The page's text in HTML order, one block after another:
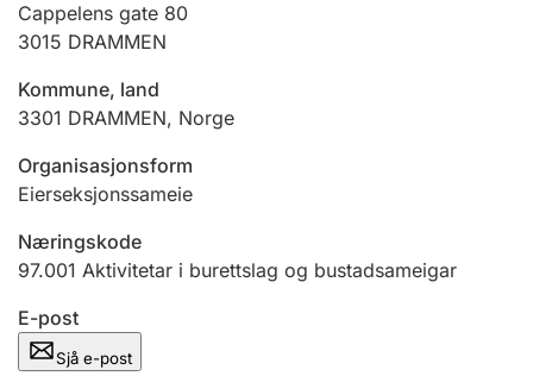
Jeger
Betaling og jegeravgiftskort
Ektepaktrettleiaren
Cappelens gate 80
3015 DRAMMEN
Kommune, land
3301 DRAMMEN, Norge
Organisasjonsform
Eierseksjonssameie
Næringskode
97.001 Aktivitetar i burettslag og bustadsameigar
E-post
Sjå e-post